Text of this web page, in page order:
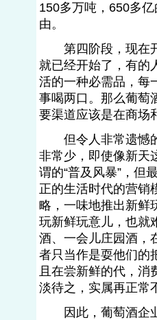
150多万吨，650多
由。
第四阶段，现在开
就已经开始了，有的
活的一种必需品，每
事喝两口。那么葡萄
要渠道应该是在商场
但令人非常遗憾的
非常少，即使像新天
谓的“普及风暴”，但
正的生活时代的营销
略，一味地推出新鲜
玩新鲜玩意儿，也就
酒、一会儿庄园酒，
者只当作是耍他们的
且在尝新鲜的代，消
淡待之，实属再正常
因此，葡萄酒企业